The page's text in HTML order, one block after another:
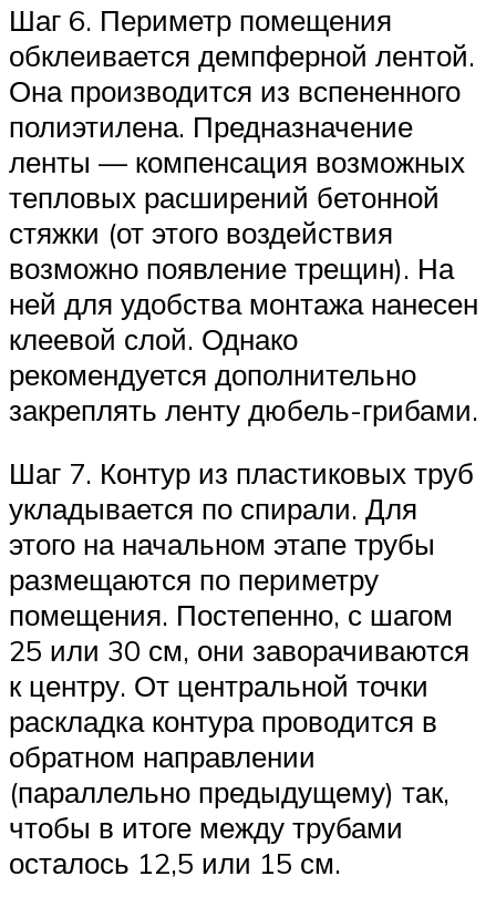
Шаг 6. Периметр помещения
обклеивается демпферной лентой.
Она производится из вспененного
полиэтилена. Предназначение
ленты — компенсация возможных
тепловых расширений бетонной
стяжки (от этого воздействия
возможно появление трещин). На
ней для удобства монтажа нанесен
клеевой слой. Однако
рекомендуется дополнительно
закреплять ленту дюбель-грибами.
Шаг 7. Контур из пластиковых труб
укладывается по спирали. Для
этого на начальном этапе трубы
размещаются по периметру
помещения. Постепенно, с шагом
25 или 30 см, они заворачиваются
к центру. От центральной точки
раскладка контура проводится в
обратном направлении
(параллельно предыдущему) так,
чтобы в итоге между трубами
осталось 12,5 или 15 см.